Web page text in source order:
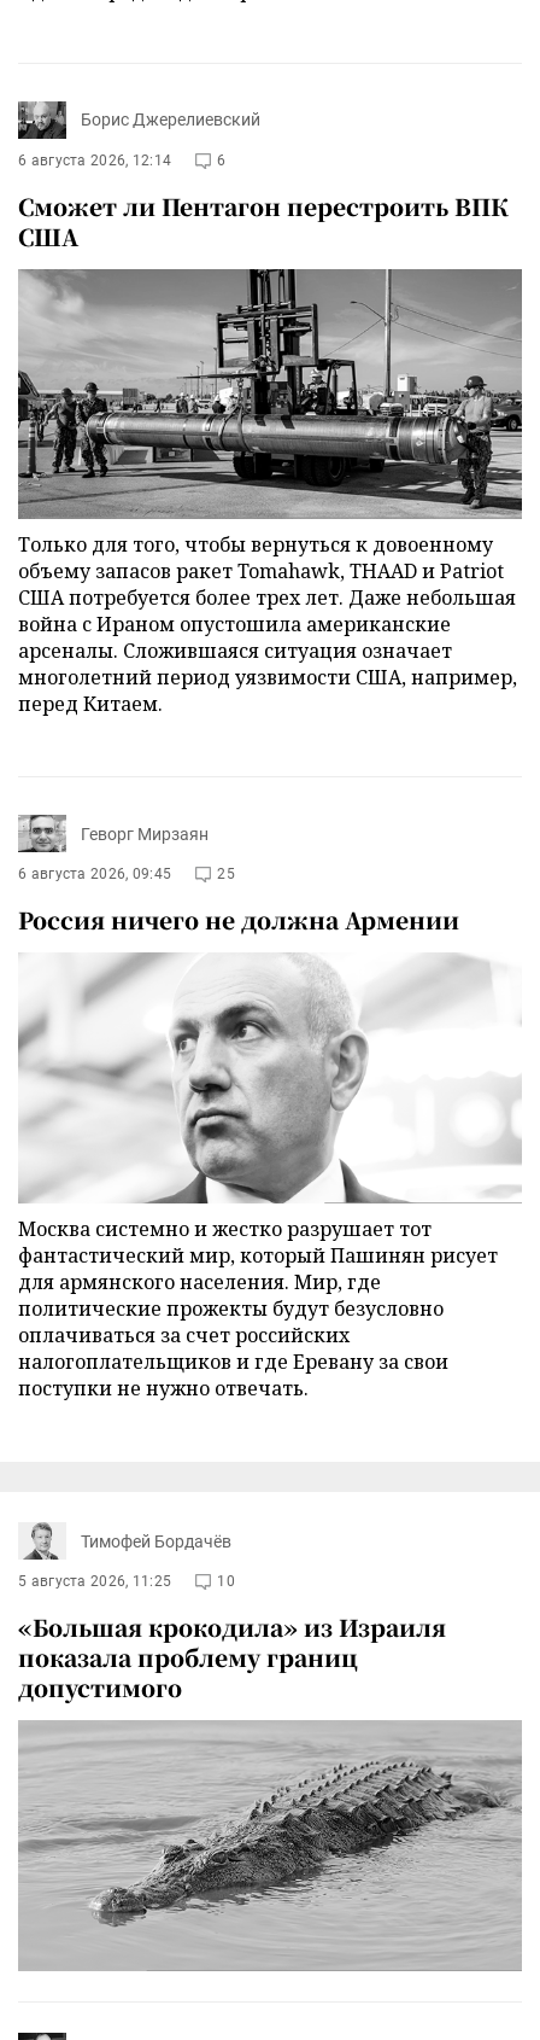
Борис Джерелиевский
6 августа 2026, 12:14 6
Сможет ли Пентагон перестроить ВПК
США
Только для того, чтобы вернуться к довоенному
объему запасов ракет Tomahawk, THAAD и Patriot
США потребуется более трех лет. Даже небольшая
война с Ираном опустошила американские
арсеналы. Сложившаяся ситуация означает
многолетний период уязвимости США, например,
перед Китаем.
Геворг Мирзаян
6 августа 2026, 09:45 25
Россия ничего не должна Армении
Москва системно и жестко разрушает тот
фантастический мир, который Пашинян рисует
для армянского населения. Мир, где
политические прожекты будут безусловно
оплачиваться за счет российских
налогоплательщиков и где Еревану за свои
поступки не нужно отвечать.
Тимофей Бордачёв
5 августа 2026, 11:25 10
«Большая крокодила» из Израиля
показала проблему границ
допустимого